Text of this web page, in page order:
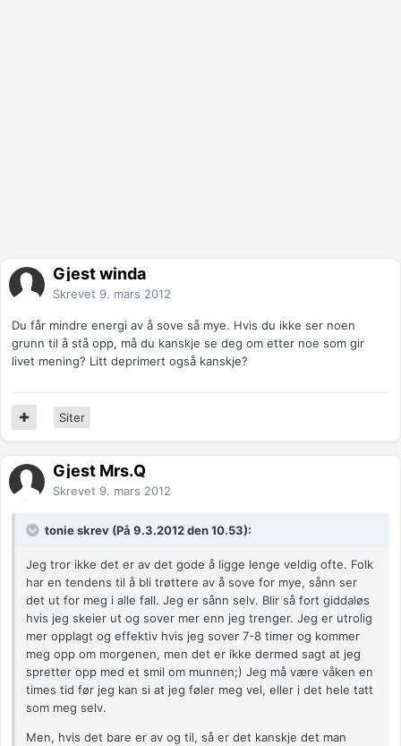
Gjest winda
Skrevet 9. mars 2012
Du får mindre energi av å sove så mye. Hvis du ikke ser noen
grunn til å stå opp, må du kanskje se deg om etter noe som gir
livet mening? Litt deprimert også kanskje?
Siter
Gjest Mrs.Q
Skrevet 9. mars 2012
tonie skrev (På 9.3.2012 den 10.53):
Jeg tror ikke det er av det gode å ligge lenge veldig ofte. Folk
har en tendens til å bli trøttere av å sove for mye, sånn ser
det ut for meg i alle fall. Jeg er sånn selv. Blir så fort giddaløs
hvis jeg skeier ut og sover mer enn jeg trenger. Jeg er utrolig
mer opplagt og effektiv hvis jeg sover 7-8 timer og kommer
meg opp om morgenen, men det er ikke dermed sagt at jeg
spretter opp med et smil om munnen;) Jeg må være våken en
times tid før jeg kan si at jeg føler meg vel, eller i det hele tatt
som meg selv.
Men, hvis det bare er av og til, så er det kanskje det man